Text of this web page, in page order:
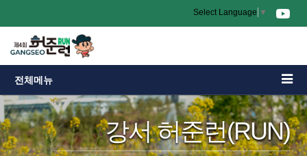
Select Language ▼
전체메뉴
강서 허준런(RUN)